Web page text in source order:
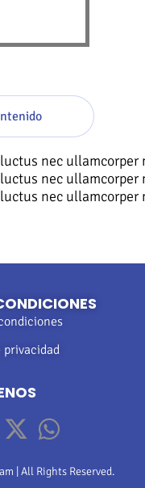
nec ullamcorper
nec ullamcorper
nec ullamcorper
privacidad
| All Rights Reserved.